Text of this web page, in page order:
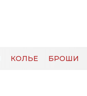
КОЛЬЕ БРОШИ